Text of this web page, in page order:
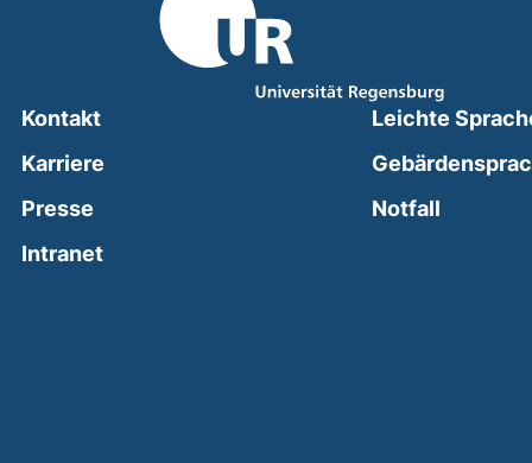
Kontakt
Karriere
Presse
Intranet(external link, opens in a new window)
Leichte
Notfall